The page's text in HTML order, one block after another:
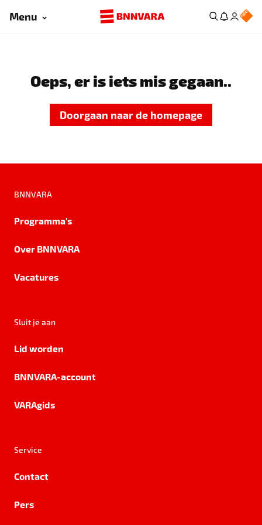
Menu
Oeps, er is iets mis gegaan..
Doorgaan naar de homepage
BNNVARA
Programma's
Over BNNVARA
Vacatures
Sluit je aan
Lid worden
BNNVARA-account
VARAgids
Service
Contact
Pers